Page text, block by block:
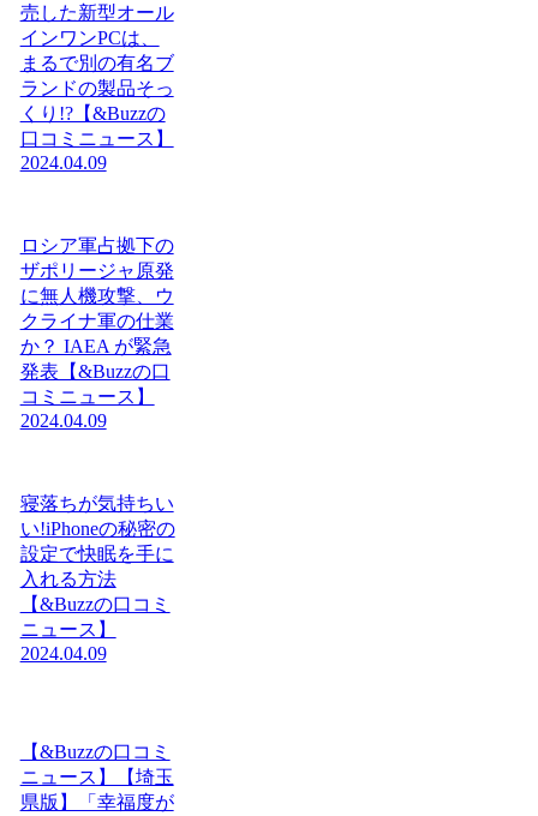
売した新型オール
インワンPCは、
まるで別の有名ブ
ランドの製品そっ
くり!?【&Buzzの
口コミニュース】
2024.04.09
ロシア軍占拠下の
ザポリージャ原発
に無人機攻撃、ウ
クライナ軍の仕業
か？ IAEA が緊急
発表【&Buzzの口
コミニュース】
2024.04.09
寝落ちが気持ちい
い!iPhoneの秘密の
設定で快眠を手に
入れる方法
【&Buzzの口コミ
ニュース】
2024.04.09
【&Buzzの口コミ
ニュース】【埼玉
県版】「幸福度が